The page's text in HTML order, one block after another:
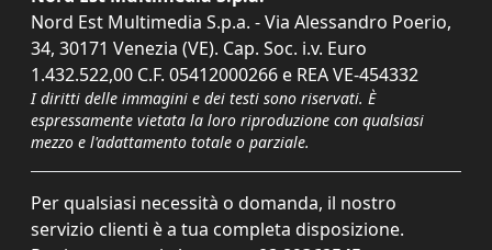
Nord Est Multimedia S.p.a. - Via Alessandro Poerio,
34, 30171 Venezia (VE). Cap. Soc. i.v. Euro
1.432.522,00 C.F. 05412000266 e REA VE-454332
I diritti delle immagini e dei testi sono riservati. È
espressamente vietata la loro riproduzione con qualsiasi
mezzo e l'adattamento totale o parziale.
Per qualsiasi necessità o domanda, il nostro
servizio clienti è a tua completa disposizione.